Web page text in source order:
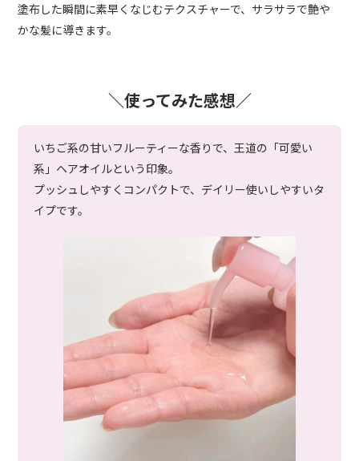
塗布した瞬間に素早くなじむテクスチャーで、サラサラで艶や
かな髪に導きます。
＼使ってみた感想／
いちご系の甘いフルーティーな香りで、王道の「可愛い
系」ヘアオイルという印象。
プッシュしやすくコンパクトで、デイリー使いしやすいタ
イプです。